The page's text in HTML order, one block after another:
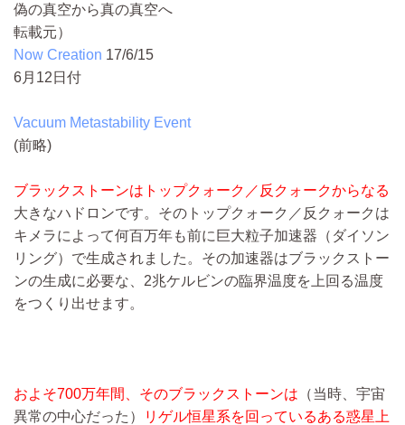
偽の真空から真の真空へ
転載元）
Now Creation 17/6/15
6月12日付
Vacuum Metastability Event
(前略)
ブラックストーンはトップクォーク／反クォークからなる
大きなハドロンです。そのトップクォーク／反クォークは
キメラによって何百万年も前に巨大粒子加速器（ダイソン
リング）で生成されました。その加速器はブラックストー
ンの生成に必要な、2兆ケルビンの臨界温度を上回る温度
をつくり出せます。
およそ700万年間、そのブラックストーンは （当時、宇宙
異常の中心だった）
リゲル恒星系を回っているある惑星上